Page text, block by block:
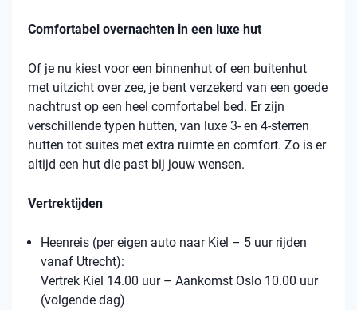
Comfortabel overnachten in een luxe hut
Of je nu kiest voor een binnenhut of een buitenhut
met uitzicht over zee, je bent verzekerd van een goede
nachtrust op een heel comfortabel bed. Er zijn
verschillende typen hutten, van luxe 3- en 4-sterren
hutten tot suites met extra ruimte en comfort. Zo is er
altijd een hut die past bij jouw wensen.
Vertrektijden
Heenreis (per eigen auto naar Kiel – 5 uur rijden
vanaf Utrecht):
Vertrek Kiel 14.00 uur – Aankomst Oslo 10.00 uur
(volgende dag)